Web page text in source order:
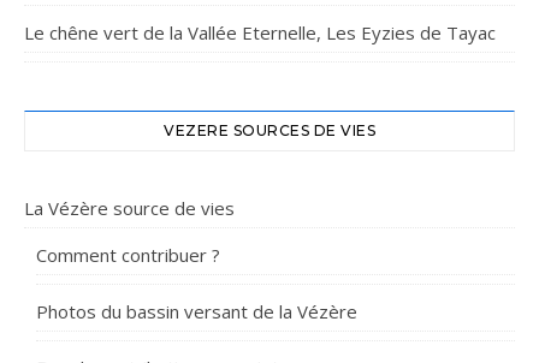
Le chêne vert de la Vallée Eternelle, Les Eyzies de Tayac
VEZERE SOURCES DE VIES
La Vézère source de vies
Comment contribuer ?
Photos du bassin versant de la Vézère